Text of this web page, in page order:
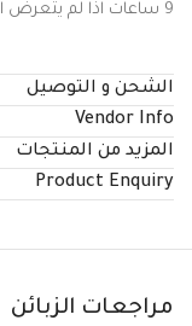
9 ساعات اذا لم يتعرض المنتج للتلف
الشحن و التوصيل
Vendor Info
المزيد من المنتجات
Product Enquiry
مراجعات الزبائن